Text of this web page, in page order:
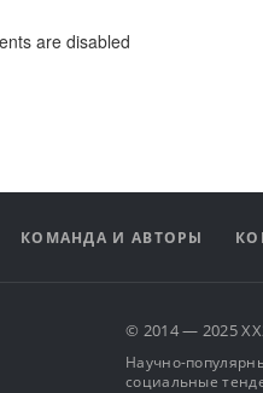
are disabled
КОМАНДА И АВТОРЫ
© 2014 — 2025
Научно-
социальные